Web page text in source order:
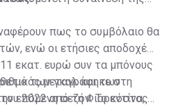
πως το συμβόλαιο θα
ενώ οι ετήσιες αποδοχές
εκατ. ευρώ συν τα μπόνους
των γκολ και των
επόμενη σεζόν. Το κόστος
μεταγράφηκε στη
2022 από τη Φιορεντίνα, η